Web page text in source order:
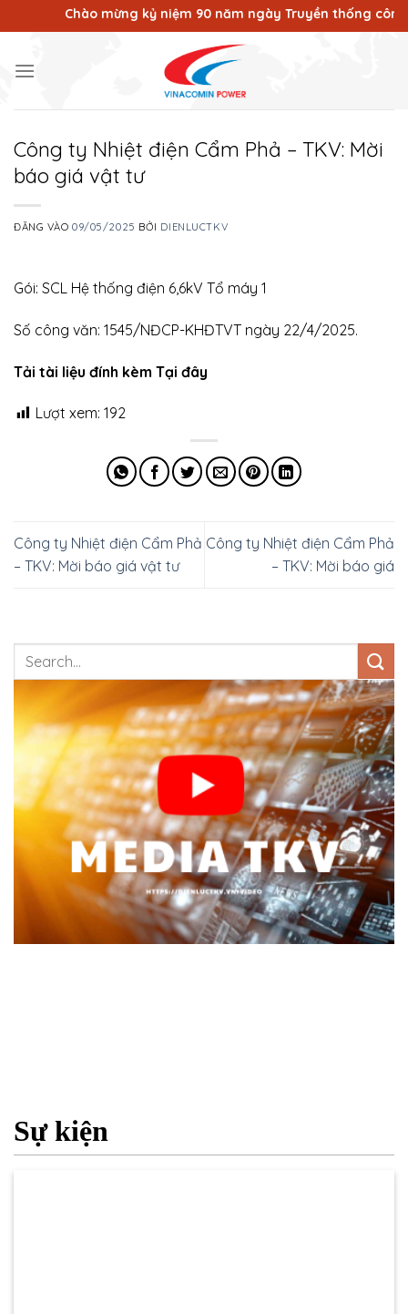
qua
dung
Chào mừng kỷ niệm 90 năm ngày Truyền thống công
Công ty Nhiệt điện Cẩm Phả – TKV: Mời
báo giá vật tư
ĐĂNG VÀO09/05/2025 BỞI DIENLUCTKV
Gói: SCL Hệ thống điện 6,6kV Tổ máy 1
Số công văn: 1545/NĐCP-KHĐTVT ngày 22/4/2025.
Tải tài liệu đính kèm Tại đây
Lượt xem: 192
Công ty Nhiệt điện Cẩm Phả
– TKV: Mời báo giá vật tư
Công ty Nhiệt điện Cẩm Phả
– TKV: Mời báo giá
Sự kiện